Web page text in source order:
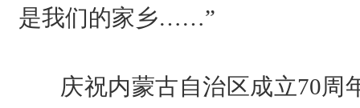
是我们的家乡……”
庆祝内蒙古自治区成立70周